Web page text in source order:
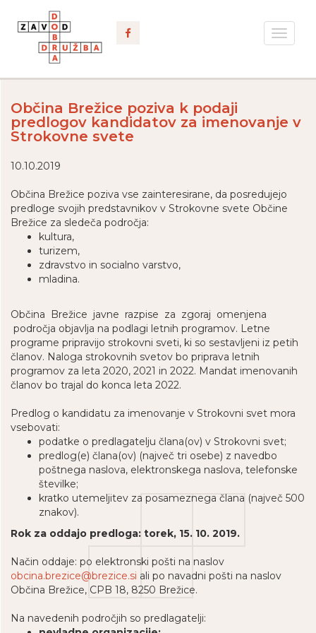
Toggle
Občina Brežice poziva k podaji
predlogov kandidatov za imenovanje v
Strokovne svete
10.10.2019
Občina Brežice poziva vse zainteresirane, da posredujejo
predloge svojih predstavnikov v Strokovne svete Občine
Brežice za sledeča področja:
kultura,
turizem,
zdravstvo in socialno varstvo,
mladina.
Občina Brežice javne razpise za zgoraj omenjena
področja objavlja na podlagi letnih programov. Letne
programe pripravijo strokovni sveti, ki so sestavljeni iz petih
članov. Naloga strokovnih svetov bo priprava letnih
programov za leta 2020, 2021 in 2022. Mandat imenovanih
članov bo trajal do konca leta 2022.
Predlog o kandidatu za imenovanje v Strokovni svet mora
vsebovati:
podatke o predlagatelju člana(ov) v Strokovni svet;
predlog(e) člana(ov) (največ tri osebe) z navedbo
poštnega naslova, elektronskega naslova, telefonske
številke;
kratko utemeljitev za posameznega člana (največ 500
znakov).
Rok za oddajo predloga: torek, 15. 10. 2019.
Način oddaje: po elektronski pošti na naslov
obcina.brezice@brezice.si ali po navadni pošti na naslov
Občina Brežice, CPB 18, 8250 Brežice.
Na navedenih področjih so predlagatelji: